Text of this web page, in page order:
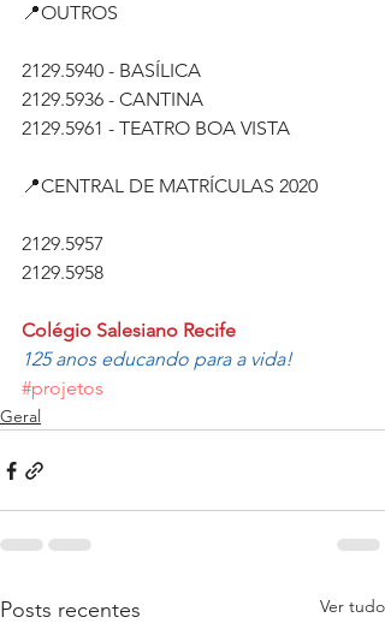
📍OUTROS
2129.5940 - BASÍLICA
2129.5936 - CANTINA
2129.5961 - TEATRO BOA VISTA
📍CENTRAL DE MATRÍCULAS 2020
2129.5957
2129.5958
Colégio Salesiano Recife
125 anos educando para a vida!
#projetos
Geral
Posts recentes Ver tudo